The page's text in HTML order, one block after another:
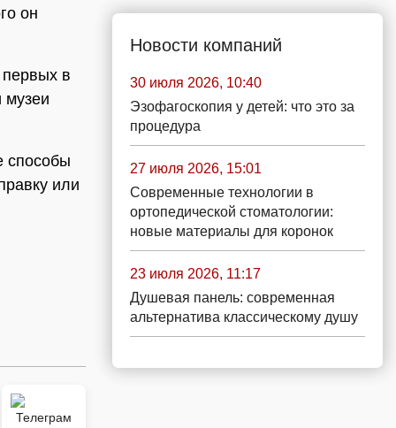
он
первых в
музеи
способы
или
Новости компаний
30 июля 2026, 10:40
Эзофагоскопия у детей: что это за
процедура
27 июля 2026, 15:01
Современные технологии в
ортопедической стоматологии:
новые материалы для коронок
23 июля 2026, 11:17
Душевая панель: современная
альтернатива классическому душу